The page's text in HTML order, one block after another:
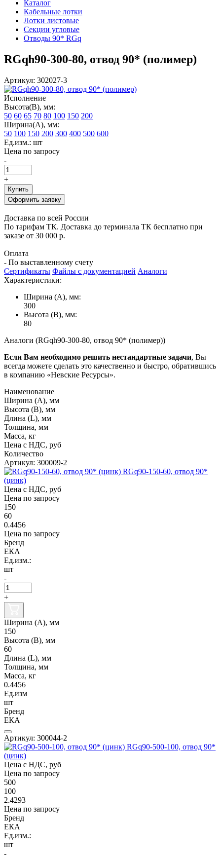
Каталог
Кабельные лотки
Лотки листовые
Секции угловые
Отводы 90* RGq
RGqh90-300-80, отвод 90* (полимер)
Артикул: 302027-3
Исполнение
Высота(В), мм:
50 60 65 70 80 100 150 200
Ширина(А), мм:
50 100 150 200 300 400 500 600
Ед.изм.: шт
Цена по запросу
-
+
Купить
Оформить заявку
Доставка по всей России
По тарифам ТК. Доставка до терминала ТК бесплатно при
заказе от 30 000 р.
Оплата
- По выставленному счету
Сертификаты Файлы с документацией Аналоги
Характеристики:
Ширина (А), мм:
300
Высота (В), мм:
80
Аналоги (RGqh90-300-80, отвод 90* (полимер))
Если Вам необходимо решить нестандартные задачи, Вы
всегда можете сделать это качественно и быстро, обратившись
в компанию «Невские Ресурсы».
Наименование
Ширина (А), мм
Высота (В), мм
Длина (L), мм
Толщина, мм
Масса, кг
Цена с НДС, руб
Количество
Артикул: 300009-2
RGq90-150-60, отвод 90*
(цинк)
Цена с НДС, руб
Цена по запросу
150
60
0.4456
Цена по запросу
Бренд
ЕКА
Ед.изм.:
шт
-
+
Ширина (А), мм
150
Высота (В), мм
60
Длина (L), мм
Толщина, мм
Масса, кг
0.4456
Ед.изм
шт
Бренд
ЕКА
Артикул: 300044-2
RGq90-500-100, отвод 90*
(цинк)
Цена с НДС, руб
Цена по запросу
500
100
2.4293
Цена по запросу
Бренд
ЕКА
Ед.изм.:
шт
-